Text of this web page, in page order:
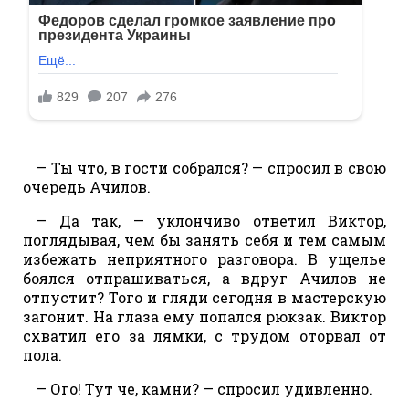
— Ты что, в гости собрался? — спросил в свою
очередь Ачилов.
— Да так, — уклончиво ответил Виктор,
поглядывая, чем бы занять себя и тем самым
избежать неприятного разговора. В ущелье
боялся отпрашиваться, а вдруг Ачилов не
отпустит? Того и гляди сегодня в мастерскую
загонит. На глаза ему попался рюкзак. Виктор
схватил его за лямки, с трудом оторвал от
пола.
— Ого! Тут че, камни? — спросил удивленно.